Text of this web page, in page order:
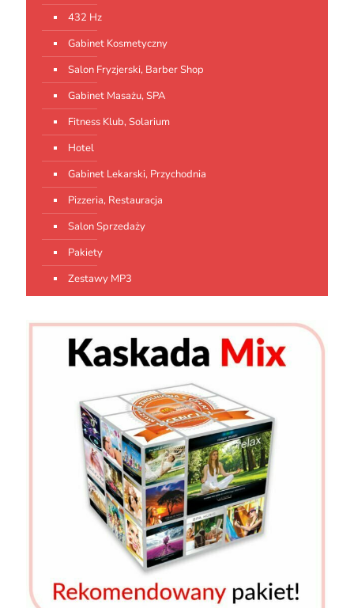
432 Hz
Gabinet Kosmetyczny
Salon Fryzjerski, Barber Shop
Gabinet Masażu, SPA
Fitness Klub, Solarium
Hotel
Gabinet Lekarski, Przychodnia
Pizzeria, Restauracja
Salon Sprzedaży
Pakiety
Zestawy MP3